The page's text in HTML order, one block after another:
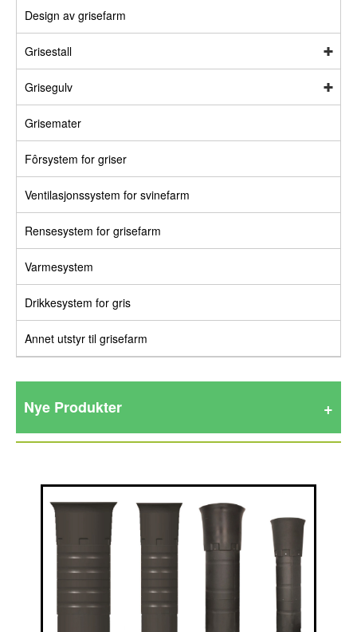
Design av grisefarm
Grisestall
Grisegulv
Grisemater
Fôrsystem for griser
Ventilasjonssystem for svinefarm
Rensesystem for grisefarm
Varmesystem
Drikkesystem for gris
Annet utstyr til grisefarm
Nye Produkter